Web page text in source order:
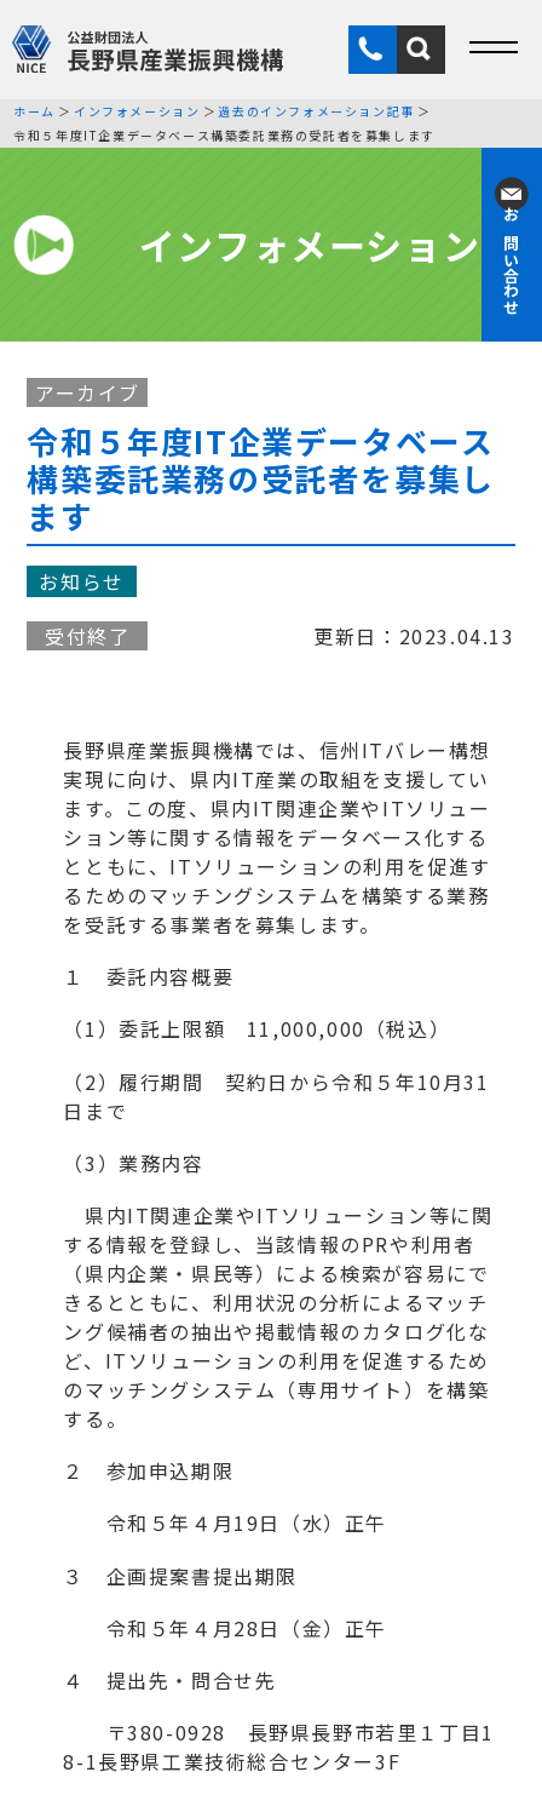
お問い合わせ
ホーム インフォメーション
過去のインフォメーション記事
令和５年度IT企業データベース構築委託業務の受託者を募集します
インフォメーション
アーカイブ
令和５年度IT企業データベース
構築委託業務の受託者を募集し
ます
お知らせ
受付終了
更新日：2023.04.13
長野県産業振興機構では、信州ITバレー構想
実現に向け、県内IT産業の取組を支援してい
ます。この度、県内IT関連企業やITソリュー
ション等に関する情報をデータベース化する
とともに、ITソリューションの利用を促進す
るためのマッチングシステムを構築する業務
を受託する事業者を募集します。
１ 委託内容概要
（1）委託上限額 11,000,000（税込）
（2）履行期間 契約日から令和５年10月31
日まで
（3）業務内容
県内IT関連企業やITソリューション等に関
する情報を登録し、当該情報のPRや利用者
（県内企業・県民等）による検索が容易にで
きるとともに、利用状況の分析によるマッチ
ング候補者の抽出や掲載情報のカタログ化な
ど、ITソリューションの利用を促進するため
のマッチングシステム（専用サイト）を構築
する。
２ 参加申込期限
令和５年４月19日（水）正午
３ 企画提案書提出期限
令和５年４月28日（金）正午
４ 提出先・問合せ先
〒380-0928 長野県長野市若里１丁目1
8-1長野県工業技術総合センター3F